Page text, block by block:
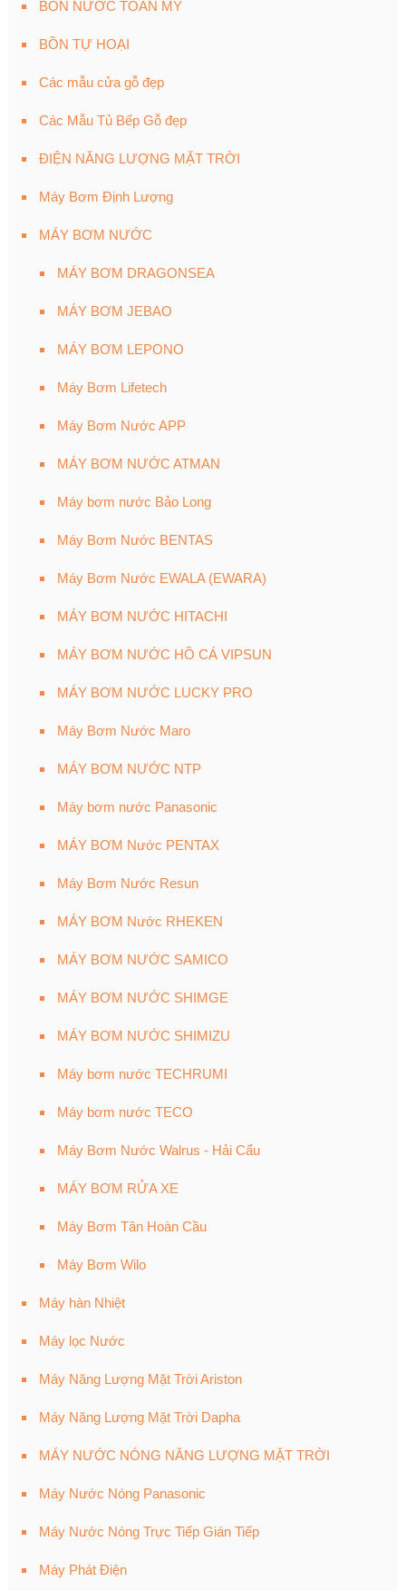
BỒN NƯỚC TOÀN MỸ
BỒN TỰ HOẠI
Các mẫu cửa gỗ đẹp
Các Mẫu Tủ Bếp Gỗ đẹp
ĐIỆN NĂNG LƯỢNG MẶT TRỜI
Máy Bơm Định Lượng
MÁY BƠM NƯỚC
MÁY BƠM DRAGONSEA
MÁY BƠM JEBAO
MÁY BƠM LEPONO
Máy Bơm Lifetech
Máy Bơm Nước APP
MÁY BƠM NƯỚC ATMAN
Máy bơm nước Bảo Long
Máy Bơm Nước BENTAS
Máy Bơm Nước EWALA (EWARA)
MÁY BƠM NƯỚC HITACHI
MÁY BƠM NƯỚC HỒ CÁ VIPSUN
MÁY BƠM NƯỚC LUCKY PRO
Máy Bơm Nước Maro
MÁY BƠM NƯỚC NTP
Máy bơm nước Panasonic
MÁY BƠM Nước PENTAX
Máy Bơm Nước Resun
MÁY BƠM Nước RHEKEN
MÁY BƠM NƯỚC SAMICO
MÁY BƠM NƯỚC SHIMGE
MÁY BƠM NƯỚC SHIMIZU
Máy bơm nước TECHRUMI
Máy bơm nước TECO
Máy Bơm Nước Walrus - Hải Cẩu
MÁY BƠM RỬA XE
Máy Bơm Tân Hoàn Cầu
Máy Bơm Wilo
Máy hàn Nhiệt
Máy lọc Nước
Máy Năng Lượng Mặt Trời Ariston
Máy Năng Lượng Mặt Trời Dapha
MÁY NƯỚC NÓNG NĂNG LƯỢNG MẶT TRỜI
Máy Nước Nóng Panasonic
Máy Nước Nóng Trực Tiếp Gián Tiếp
Máy Phát Điện